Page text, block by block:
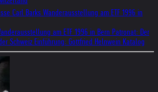
Carl Barks Wanderausstellung am ETF 1996 in
am ETF 1996 in Bern Patronat: Der
Schweiz Einführung: Gottfried Helnwein Katalog